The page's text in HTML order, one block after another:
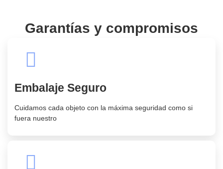
Garantías y compromisos
Embalaje Seguro
Cuidamos cada objeto con la máxima seguridad como si
fuera nuestro